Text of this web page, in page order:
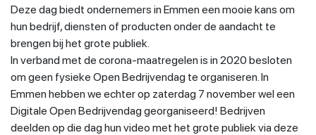
Deze dag biedt ondernemers in Emmen een mooie kans om
hun bedrijf, diensten of producten onder de aandacht te
brengen bij het grote publiek.
In verband met de corona-maatregelen is in 2020 besloten
om geen fysieke Open Bedrijvendag te organiseren. In
Emmen hebben we echter op zaterdag 7 november wel een
Digitale Open Bedrijvendag georganiseerd! Bedrijven
deelden op die dag hun video met het grote publiek via deze